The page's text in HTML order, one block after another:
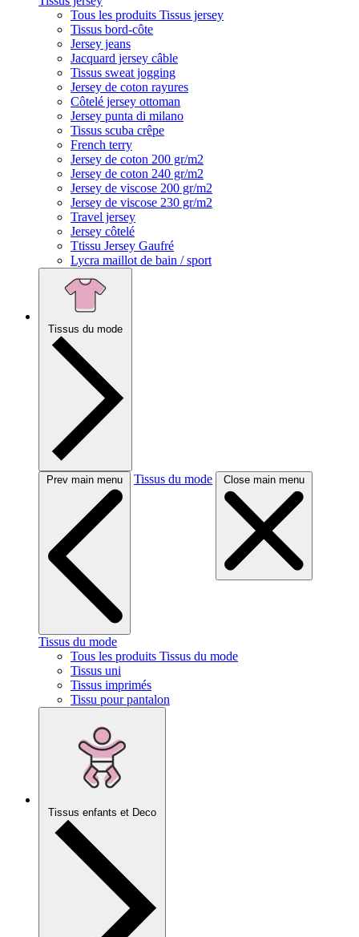
Tous les produits Tissus jersey
Tissus bord-côte
Jersey jeans
Jacquard jersey câble
Tissus sweat jogging
Jersey de coton rayures
Côtelé jersey ottoman
Jersey punta di milano
Tissus scuba crêpe
French terry
Jersey de coton 200 gr/m2
Jersey de coton 240 gr/m2
Jersey de viscose 200 gr/m2
Jersey de viscose 230 gr/m2
Travel jersey
Jersey côtelé
Ttissu Jersey Gaufré
Lycra maillot de bain / sport
Tissus du mode
Prev main menu Tissus du mode Close main menu
Tissus du mode
Tous les produits Tissus du mode
Tissus uni
Tissus imprimés
Tissu pour pantalon
Tissus enfants et Deco